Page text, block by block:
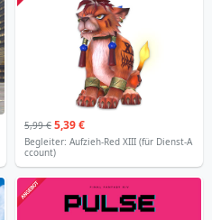
5,99 € 5,39 €
Begleiter: Aufzieh-Red XIII (für Dienst-A
ccount)